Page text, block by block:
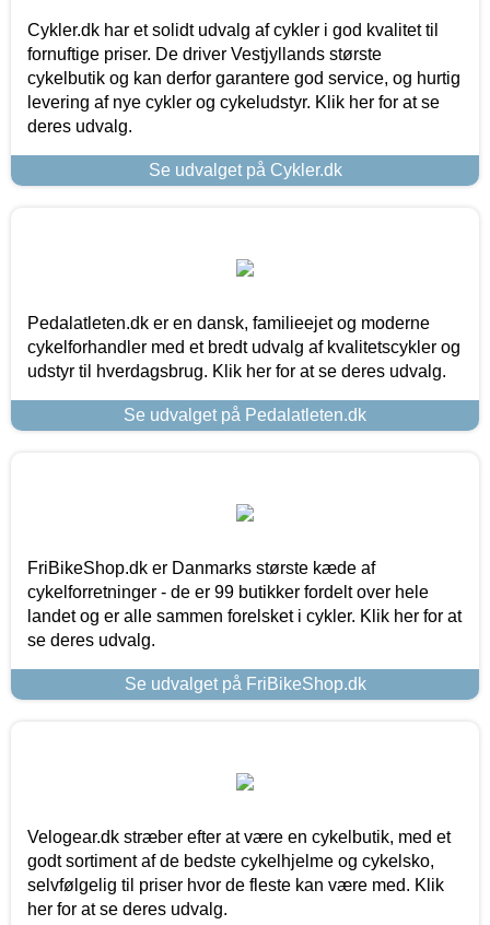
Cykler.dk har et solidt udvalg af cykler i god kvalitet til
fornuftige priser. De driver Vestjyllands største
cykelbutik og kan derfor garantere god service, og hurtig
levering af nye cykler og cykeludstyr. Klik her for at se
deres udvalg.
Se udvalget på Cykler.dk
Pedalatleten.dk er en dansk, familieejet og moderne
cykelforhandler med et bredt udvalg af kvalitetscykler og
udstyr til hverdagsbrug. Klik her for at se deres udvalg.
Se udvalget på Pedalatleten.dk
FriBikeShop.dk er Danmarks største kæde af
cykelforretninger - de er 99 butikker fordelt over hele
landet og er alle sammen forelsket i cykler. Klik her for at
se deres udvalg.
Se udvalget på FriBikeShop.dk
Velogear.dk stræber efter at være en cykelbutik, med et
godt sortiment af de bedste cykelhjelme og cykelsko,
selvfølgelig til priser hvor de fleste kan være med. Klik
her for at se deres udvalg.